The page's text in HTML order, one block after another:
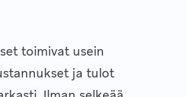
toimivat usein
ja tulot